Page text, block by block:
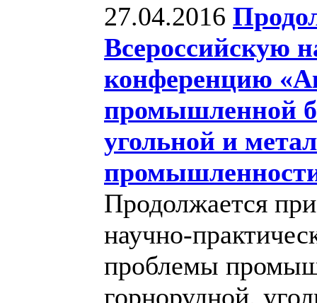
27.04.2016
Всероссийскую
конференцию
промышленной
угольной и
Продолжается
научно-
проблемы
горнорудной,